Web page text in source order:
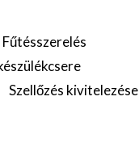
Fűtésszerelés
Szellőzés kivitelezése